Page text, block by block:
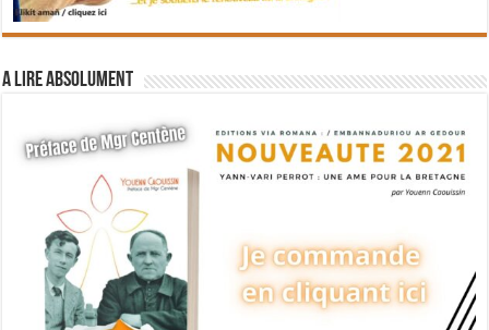
A lire absolument